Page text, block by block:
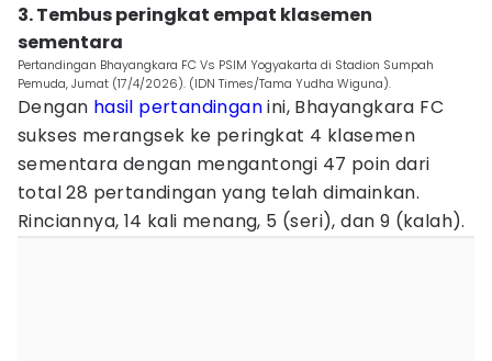
3. Tembus peringkat empat klasemen
sementara
Pertandingan Bhayangkara FC Vs PSIM Yogyakarta di Stadion Sumpah
Pemuda, Jumat (17/4/2026). (IDN Times/Tama Yudha Wiguna).
Dengan hasil pertandinganini, Bhayangkara FC
sukses merangsek ke peringkat 4 klasemen
sementara dengan mengantongi 47 poin dari
total 28 pertandingan yang telah dimainkan.
Rinciannya, 14 kali menang, 5 (seri), dan 9 (kalah).